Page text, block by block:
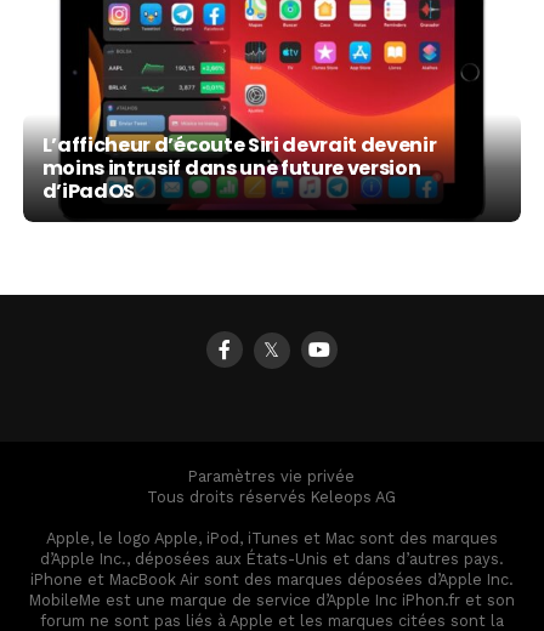
L’afficheur d’écoute Siri devrait devenir
moins intrusif dans une future version
d’iPadOS
𝕏
Paramètres vie privée
Tous droits réservés Keleops AG
Apple, le logo Apple, iPod, iTunes et Mac sont des marques
d’Apple Inc., déposées aux États-Unis et dans d’autres pays.
iPhone et MacBook Air sont des marques déposées d’Apple Inc.
MobileMe est une marque de service d’Apple Inc iPhon.fr et son
forum ne sont pas liés à Apple et les marques citées sont la